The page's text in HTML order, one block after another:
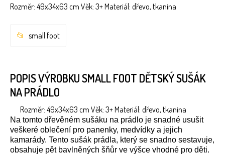
Rozměr: 49x34x63 cm Věk: 3+ Materiál: dřevo, tkanina
small foot
POPIS VÝROBKU SMALL FOOT DĚTSKÝ SUŠÁK
NA PRÁDLO
Rozměr: 49x34x63 cm Věk: 3+ Materiál: dřevo, tkanina
Na tomto dřevěném sušáku na prádlo je snadné usušit
veškeré oblečení pro panenky, medvídky a jejich
kamarády. Tento sušák prádla, který se snadno sestavuje,
obsahuje pět bavlněných šňůr ve výšce vhodné pro děti.